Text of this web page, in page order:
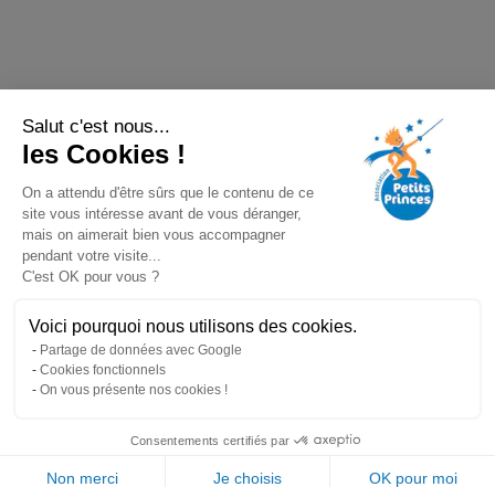
Salut c'est nous...
les Cookies !
On a attendu d'être sûrs que le contenu de ce
site vous intéresse avant de vous déranger,
mais on aimerait bien vous accompagner
pendant votre visite...
C'est OK pour vous ?
Voici pourquoi nous utilisons des cookies.
Partage de données avec Google
Cookies fonctionnels
On vous présente nos cookies !
Consentements certifiés par
Non merci Je choisis OK pour moi